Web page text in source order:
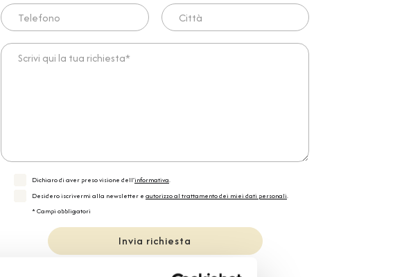
Telefono Città
Scrivi qui la tua richiesta*
Dichiaro di aver preso visione dell'informativa.
Desidero iscrivermi alla newsletter e autorizzo al trattamento dei miei dati personali.
* Campi obbligatori
Invia richiesta